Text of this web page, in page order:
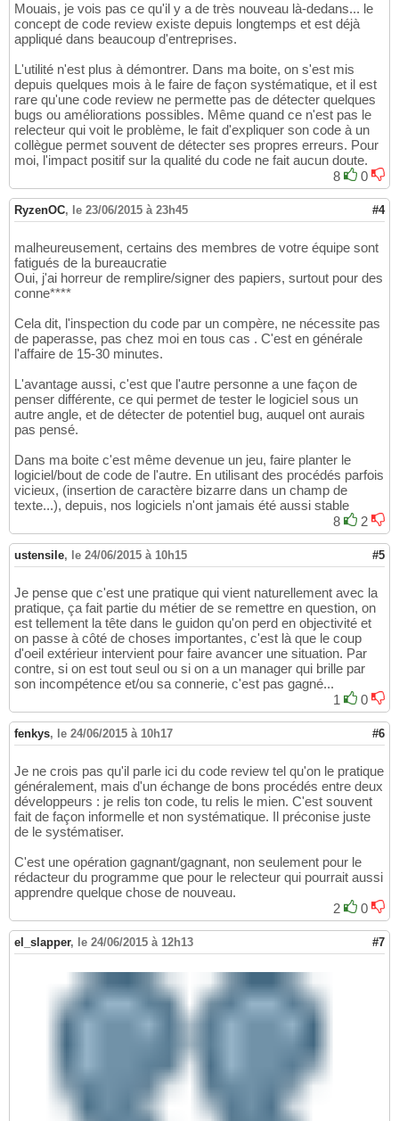
Mouais, je vois pas ce qu'il y a de très nouveau là-dedans... le
concept de code review existe depuis longtemps et est déjà
appliqué dans beaucoup d'entreprises.
L'utilité n'est plus à démontrer. Dans ma boite, on s'est mis
depuis quelques mois à le faire de façon systématique, et il est
rare qu'une code review ne permette pas de détecter quelques
bugs ou améliorations possibles. Même quand ce n'est pas le
relecteur qui voit le problème, le fait d'expliquer son code à un
collègue permet souvent de détecter ses propres erreurs. Pour
moi, l'impact positif sur la qualité du code ne fait aucun doute.
8
0
RyzenOC, le 23/06/2015 à 23h45 #4
malheureusement, certains des membres de votre équipe sont
fatigués de la bureaucratie
Oui, j'ai horreur de remplire/signer des papiers, surtout pour des
conne****
Cela dit, l'inspection du code par un compère, ne nécessite pas
de paperasse, pas chez moi en tous cas . C'est en générale
l'affaire de 15-30 minutes.
L'avantage aussi, c'est que l'autre personne a une façon de
penser différente, ce qui permet de tester le logiciel sous un
autre angle, et de détecter de potentiel bug, auquel ont aurais
pas pensé.
Dans ma boite c'est même devenue un jeu, faire planter le
logiciel/bout de code de l'autre. En utilisant des procédés parfois
vicieux, (insertion de caractère bizarre dans un champ de
texte...), depuis, nos logiciels n'ont jamais été aussi stable
8
2
ustensile, le 24/06/2015 à 10h15 #5
Je pense que c'est une pratique qui vient naturellement avec la
pratique, ça fait partie du métier de se remettre en question, on
est tellement la tête dans le guidon qu'on perd en objectivité et
on passe à côté de choses importantes, c'est là que le coup
d'oeil extérieur intervient pour faire avancer une situation. Par
contre, si on est tout seul ou si on a un manager qui brille par
son incompétence et/ou sa connerie, c'est pas gagné...
1
0
fenkys, le 24/06/2015 à 10h17 #6
Je ne crois pas qu'il parle ici du code review tel qu'on le pratique
généralement, mais d'un échange de bons procédés entre deux
développeurs : je relis ton code, tu relis le mien. C'est souvent
fait de façon informelle et non systématique. Il préconise juste
de le systématiser.
C'est une opération gagnant/gagnant, non seulement pour le
rédacteur du programme que pour le relecteur qui pourrait aussi
apprendre quelque chose de nouveau.
2
0
el_slapper, le 24/06/2015 à 12h13 #7